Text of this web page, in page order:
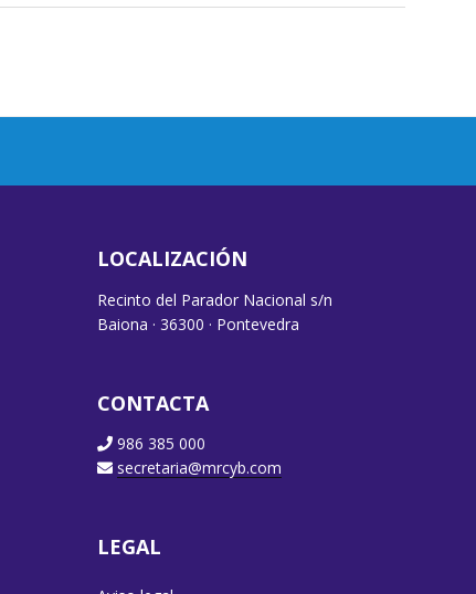
LOCALIZACIÓN
Recinto del Parador Nacional s/n
Baiona · 36300 · Pontevedra
CONTACTA
986 385 000
secretaria@mrcyb.com
LEGAL